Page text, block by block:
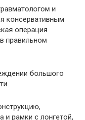
и
консервативным
операция
правильном
большого
и рамки с лонгетой,